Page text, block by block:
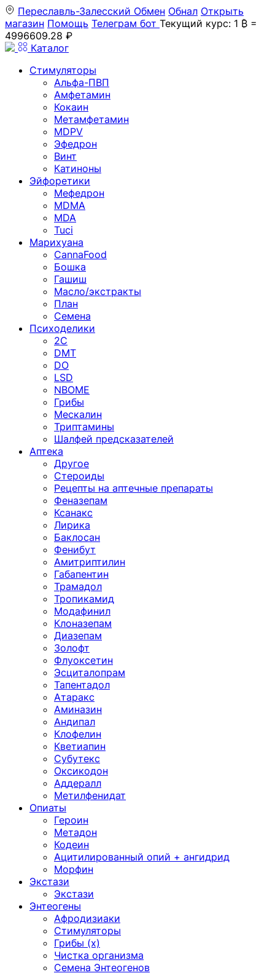
Переславль-Залесский Обмен Обнал Открыть
магазин Помощь Телеграм бот Текущий курс: 1 ₿ =
4996609.28 ₽
Каталог
Стимуляторы
Альфа-ПВП
Амфетамин
Кокаин
Метамфетамин
MDPV
Эфедрон
Винт
Катиноны
Эйфоретики
Мефедрон
MDMA
MDA
Tuci
Марихуана
CannaFood
Бошка
Гашиш
Масло/экстракты
План
Семена
Психоделики
2C
DMT
DO
LSD
NBOME
Грибы
Мескалин
Триптамины
Шалфей предсказателей
Аптека
Другое
Стероиды
Рецепты на аптечные препараты
Феназепам
Ксанакс
Лирика
Баклосан
Фенибут
Амитриптилин
Габапентин
Трамадол
Тропикамид
Модафинил
Клоназепам
Диазепам
Золофт
Флуоксетин
Эсциталопрам
Тапентадол
Атаракс
Аминазин
Андипал
Клофелин
Кветиапин
Субутекс
Оксикодон
Аддералл
Метилфенидат
Опиаты
Героин
Метадон
Кодеин
Ацитилированный опий + ангидрид
Морфин
Экстази
Экстази
Энтеогены
Афродизиаки
Стимуляторы
Грибы (х)
Чистка организма
Семена Энтеогенов